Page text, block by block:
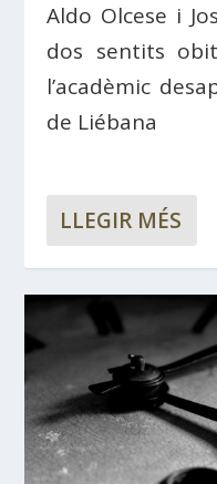
Aldo Olcese i
dos sentits
l’acadèmic
de Liébana
LLEGIR MÉS